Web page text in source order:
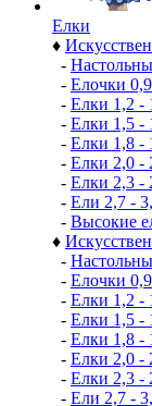
Елки
♦
-
- Елочки
- Елки 1,2 -
- Елки 1,5 -
- Елки 1,8 -
- Елки 2,0 -
- Елки 2,3 -
- Ели 2,7 -
- Высокие
♦
-
- Елочки
- Елки 1,2 -
- Елки 1,5 -
- Елки 1,8 -
- Елки 2,0 -
- Елки 2,3 -
- Ели 2,7 -